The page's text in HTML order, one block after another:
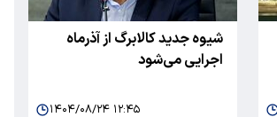
شیوه جدید کالابرگ از آذرماه
اجرایی می‌شود
۱۴۰۴/۰۸/۲۴ ۱۲:۴۵